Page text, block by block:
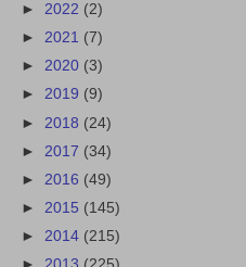
► 2022 (2)
► 2021 (7)
► 2020 (3)
► 2019 (9)
► 2018 (24)
► 2017 (34)
► 2016 (49)
► 2015 (145)
► 2014 (215)